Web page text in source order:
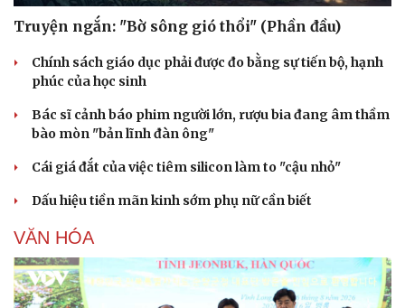
Truyện ngắn: "Bờ sông gió thổi" (Phần đầu)
Chính sách giáo dục phải được đo bằng sự tiến bộ, hạnh
phúc của học sinh
Bác sĩ cảnh báo phim người lớn, rượu bia đang âm thầm
bào mòn "bản lĩnh đàn ông"
Cái giá đắt của việc tiêm silicon làm to "cậu nhỏ"
Dấu hiệu tiền mãn kinh sớm phụ nữ cần biết
VĂN HÓA